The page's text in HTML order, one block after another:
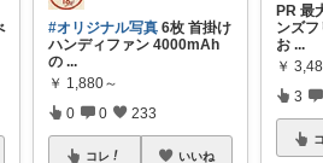
#オリジナル写真 6枚 首掛け
ハンディファン 4000mAh
の ...
￥ 1,880～
0 0 233
コレ いいね
PR 最
ンズフ
お ...
￥
3